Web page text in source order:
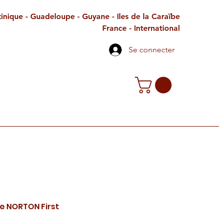
- Guadeloupe - Guyane - Iles de la Caraïbe
France - International
Se connecter
First